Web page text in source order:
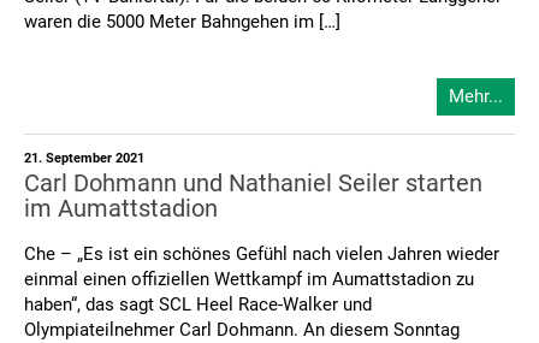
waren die 5000 Meter Bahngehen im […]
Mehr...
21. September 2021
Carl Dohmann und Nathaniel Seiler starten
im Aumattstadion
Che – „Es ist ein schönes Gefühl nach vielen Jahren wieder
einmal einen offiziellen Wettkampf im Aumattstadion zu
haben“, das sagt SCL Heel Race-Walker und
Olympiateilnehmer Carl Dohmann. An diesem Sonntag